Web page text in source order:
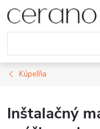
Prejsť
na
obsah
Kúpeľňa
Inštalačný